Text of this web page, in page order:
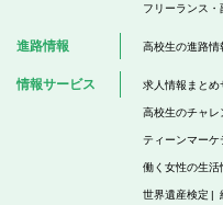
フリーランス
進路情報 高校生の進路情
情報サービス 求人情報まとめ
高校生のチャレ
ティーンマーケ
働く女性の生活
世界遺産検定